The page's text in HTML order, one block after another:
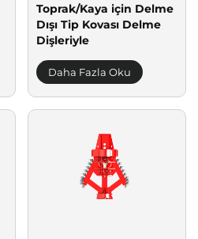
Toprak/Kaya için Delme
Dışı Tip Kovası Delme
Dişleriyle
Daha Fazla Oku